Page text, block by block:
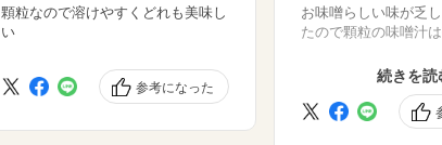
顆粒なので溶けやすくどれも美味し
い
参考になった
お味噌らしい味が乏
たので顆粒の味噌汁
したが、そんなこと
と感じました。
ぐざいの選択肢も増
増えました
続きを読